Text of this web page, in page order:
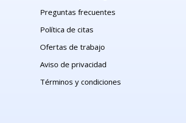
Preguntas frecuentes
Política de citas
Ofertas de trabajo
Aviso de privacidad
Términos y condiciones